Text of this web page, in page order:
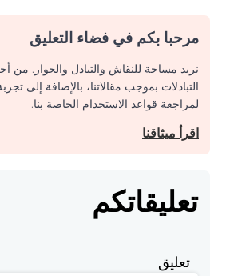
مرحبا بكم في فضاء التعليق
نريد مساحة للنقاش والتبادل والحوار. من
التبادلات بموجب مقالاتنا، بالإضافة إلى
لمراجعة قواعد الاستخدام الخاصة بنا.
اقرأ ميثاقنا
تعليقاتكم
تعليق